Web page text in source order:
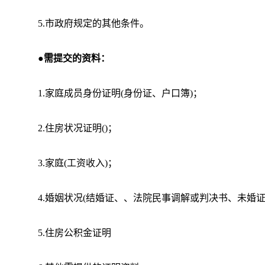
5.市政府规定的其他条件。
●需提交的资料：
1.家庭成员身份证明(身份证、户口簿)；
2.住房状况证明()；
3.家庭(工资收入)；
4.婚姻状况(结婚证、、法院民事调解或判决书、未婚
5.住房公积金证明